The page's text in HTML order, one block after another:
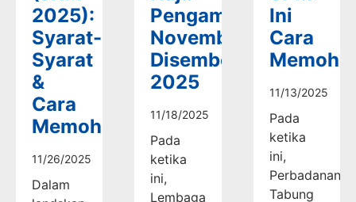
2025):
Syarat-
Syarat
&
Cara
Memohon
11/26/2025
Dalam
Pengambilan
November-
Disember
2025
11/18/2025
Pada
ketika
ini,
Lembaga
Ini
Cara
11/13/2025
Pada
ketika
ini,
Perbadanan
Tabung